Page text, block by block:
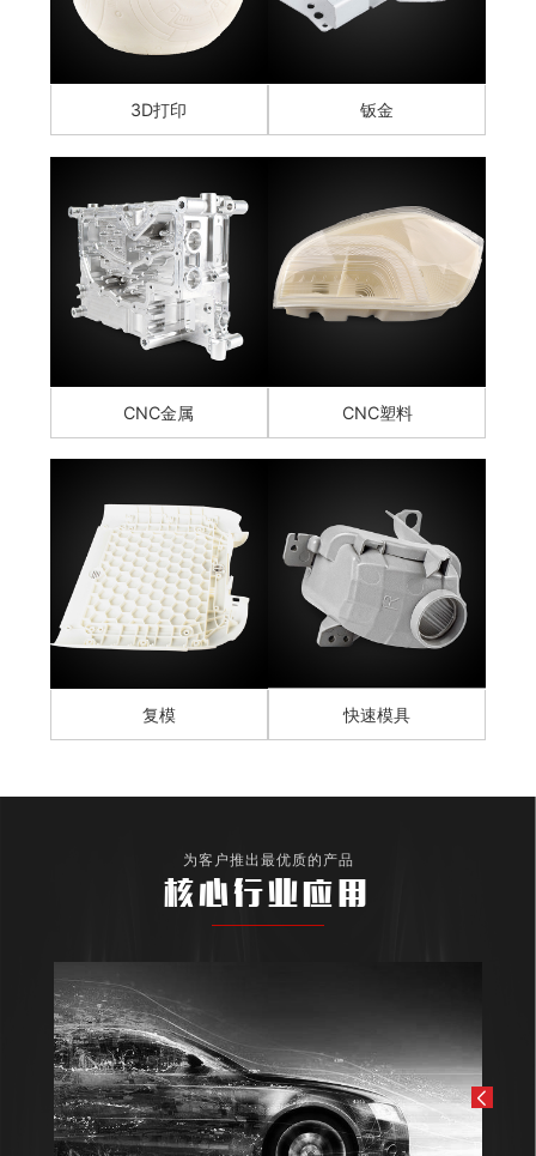
3D打印 钣金
CNC金属 CNC塑料
复模 快速模具
为客户推出最优质的产品
核心行业应用